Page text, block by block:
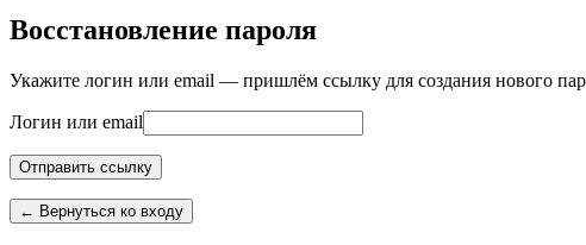
Восстановление пароля
Укажите логин или email — пришлём ссылку для создания нового
Логин или email
← Вернуться ко входу